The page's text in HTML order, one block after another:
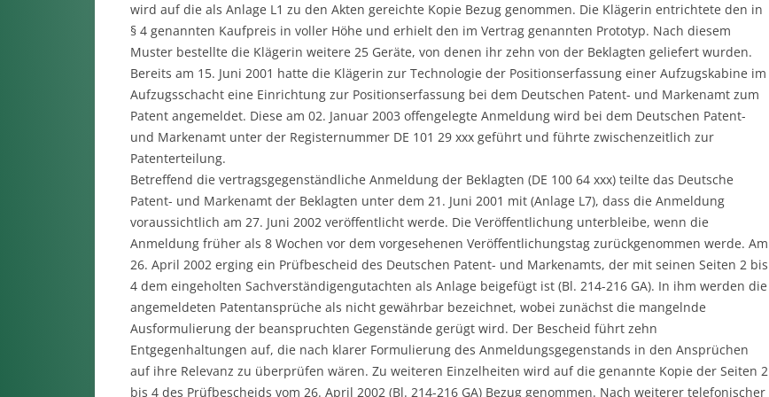
wird auf die als Anlage L1 zu den Akten gereichte Kopie Bezug genommen. Die Klägerin entrichtete den in
§ 4 genannten Kaufpreis in voller Höhe und erhielt den im Vertrag genannten Prototyp. Nach diesem
Muster bestellte die Klägerin weitere 25 Geräte, von denen ihr zehn von der Beklagten geliefert wurden.
Bereits am 15. Juni 2001 hatte die Klägerin zur Technologie der Positionserfassung einer Aufzugskabine im
Aufzugsschacht eine Einrichtung zur Positionserfassung bei dem Deutschen Patent- und Markenamt zum
Patent angemeldet. Diese am 02. Januar 2003 offengelegte Anmeldung wird bei dem Deutschen Patent-
und Markenamt unter der Registernummer DE 101 29 xxx geführt und führte zwischenzeitlich zur
Patenterteilung.
Betreffend die vertragsgegenständliche Anmeldung der Beklagten (DE 100 64 xxx) teilte das Deutsche
Patent- und Markenamt der Beklagten unter dem 21. Juni 2001 mit (Anlage L7), dass die Anmeldung
voraussichtlich am 27. Juni 2002 veröffentlicht werde. Die Veröffentlichung unterbleibe, wenn die
Anmeldung früher als 8 Wochen vor dem vorgesehenen Veröffentlichungstag zurückgenommen werde. Am
26. April 2002 erging ein Prüfbescheid des Deutschen Patent- und Markenamts, der mit seinen Seiten 2 bis
4 dem eingeholten Sachverständigengutachten als Anlage beigefügt ist (Bl. 214-216 GA). In ihm werden die
angemeldeten Patentansprüche als nicht gewährbar bezeichnet, wobei zunächst die mangelnde
Ausformulierung der beanspruchten Gegenstände gerügt wird. Der Bescheid führt zehn
Entgegenhaltungen auf, die nach klarer Formulierung des Anmeldungsgegenstands in den Ansprüchen
auf ihre Relevanz zu überprüfen wären. Zu weiteren Einzelheiten wird auf die genannte Kopie der Seiten 2
bis 4 des Prüfbescheids vom 26. April 2002 (Bl. 214-216 GA) Bezug genommen. Nach weiterer telefonischer